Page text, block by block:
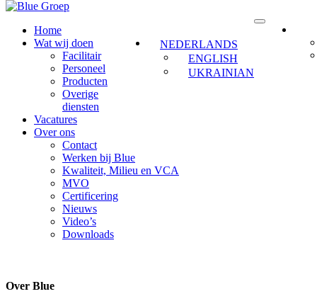
NEDERLANDS
ENGLISH
UKRAINIAN
Home
Wat wij doen
Facilitair
Personeel
Producten
Overige
diensten
Vacatures
Over ons
Contact
Werken bij Blue
Kwaliteit, Milieu en VCA
MVO
Certificering
Nieuws
Video’s
Downloads
Over Blue